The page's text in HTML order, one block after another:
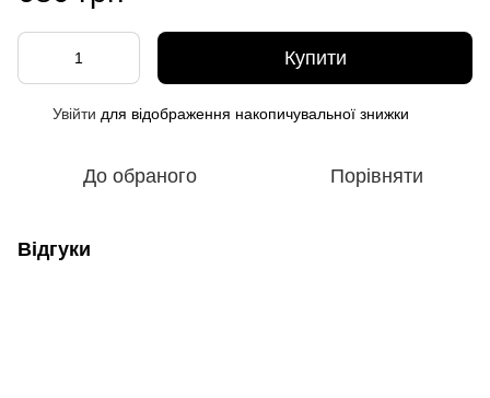
Купити
Увійти для відображення накопичувальної знижки
До обраного Порівняти
Відгуки